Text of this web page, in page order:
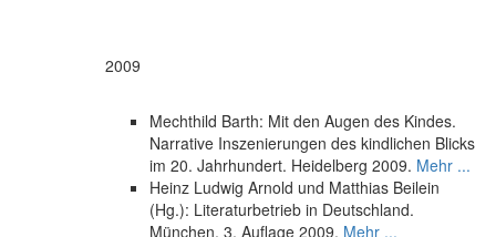
2009
Mechthild Barth: Mit den Augen des Kindes.
Narrative Inszenierungen des kindlichen Blicks
im 20. Jahrhundert. Heidelberg 2009. Mehr ...
Heinz Ludwig Arnold und Matthias Beilein
(Hg.): Literaturbetrieb in Deutschland.
München, 3. Auflage 2009. Mehr ...